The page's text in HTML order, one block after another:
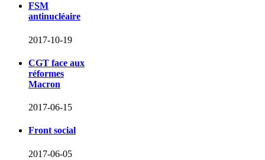
FSM
antinucléaire
2017-10-19
CGT face aux
réformes
Macron
2017-06-15
Front social
2017-06-05